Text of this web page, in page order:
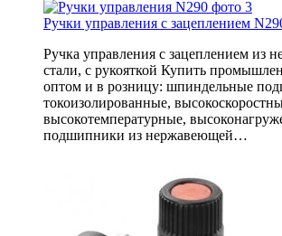
Ручки управления с зацеплением
Ручка управления с зацеплением из
стали, с рукояткой Купить
оптом и в розницу: шпиндельные
токоизолированные,
высокотемпературные,
подшипники из нержавеющей…